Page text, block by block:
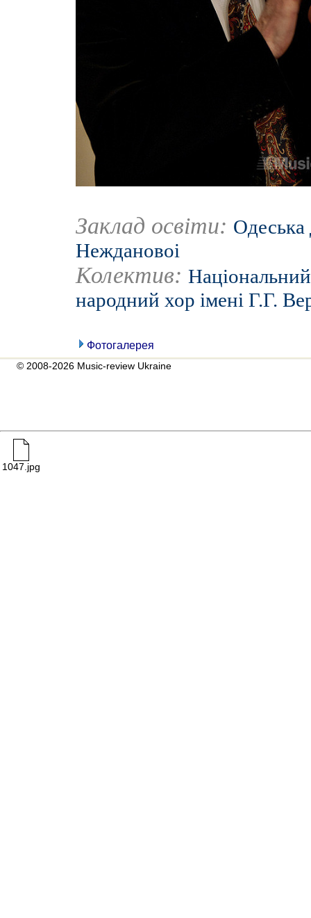
Заклад освіти: Одеська
Неждановоі
Колектив:
народний хор імені Г.Г.
Фотогалерея
© 2008-2026 Music-review Ukraine
1047.jpg